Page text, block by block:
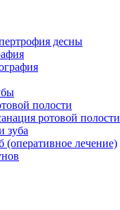
десны
полости
ротовой полости
зуба
(оперативное лечение)